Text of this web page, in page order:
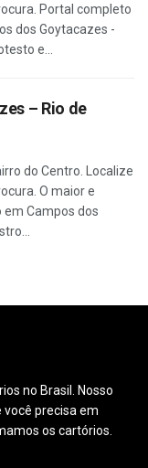
Portal completo
dos Goytacazes -
e...
– Rio de
do Centro. Localize
O maior e
Campos dos
no Brasil. Nosso
precisa em
os cartórios.